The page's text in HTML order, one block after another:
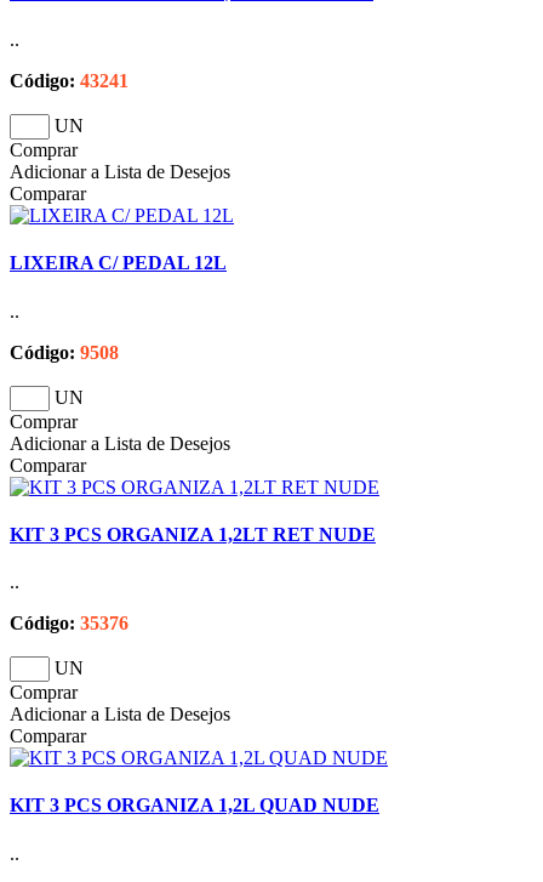
..
Código: 43241
UN
Comprar
Adicionar a Lista de Desejos
Comparar
LIXEIRA C/ PEDAL 12L
..
Código: 9508
UN
Comprar
Adicionar a Lista de Desejos
Comparar
KIT 3 PCS ORGANIZA 1,2LT RET NUDE
..
Código: 35376
UN
Comprar
Adicionar a Lista de Desejos
Comparar
KIT 3 PCS ORGANIZA 1,2L QUAD NUDE
..